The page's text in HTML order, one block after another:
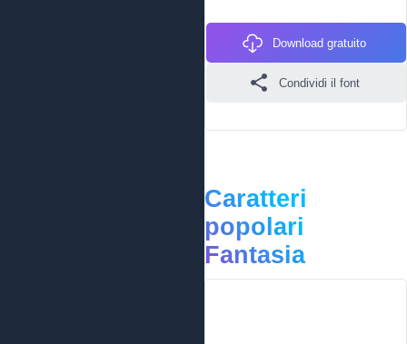
Download gratuito
Condividi il font
Caratteri
popolari
Fantasia